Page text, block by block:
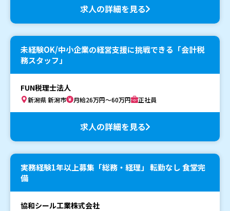
求人の詳細を見る
未経験OK/中小企業の経営支援に挑戦できる「会計税
務スタッフ」
FUN税理士法人
新潟県 新潟市 月給26万円～60万円 正社員
求人の詳細を見る
実務経験1年以上募集「総務・経理」 転勤なし 食堂完
備
協和シール工業株式会社